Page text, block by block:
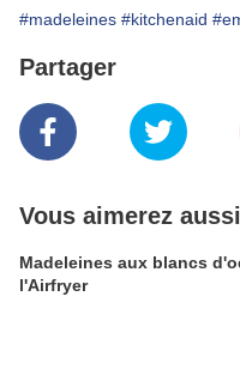
#madeleines #kitchenaid
Partager
Vous aimerez aussi
Madeleines aux blancs
l'Airfryer